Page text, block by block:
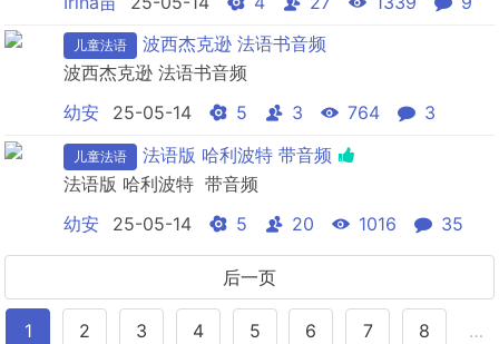
儿童法语
波西杰克逊 法语书音频
波西杰克逊 法语书音频
幼安
25-05-14 5 3 764 3
儿童法语
法语版 哈利波特 带音频
法语版 哈利波特 带音频
幼安
25-05-14 5 20 1016 35
后一页
1 2 3 4 5 6 7 8 …